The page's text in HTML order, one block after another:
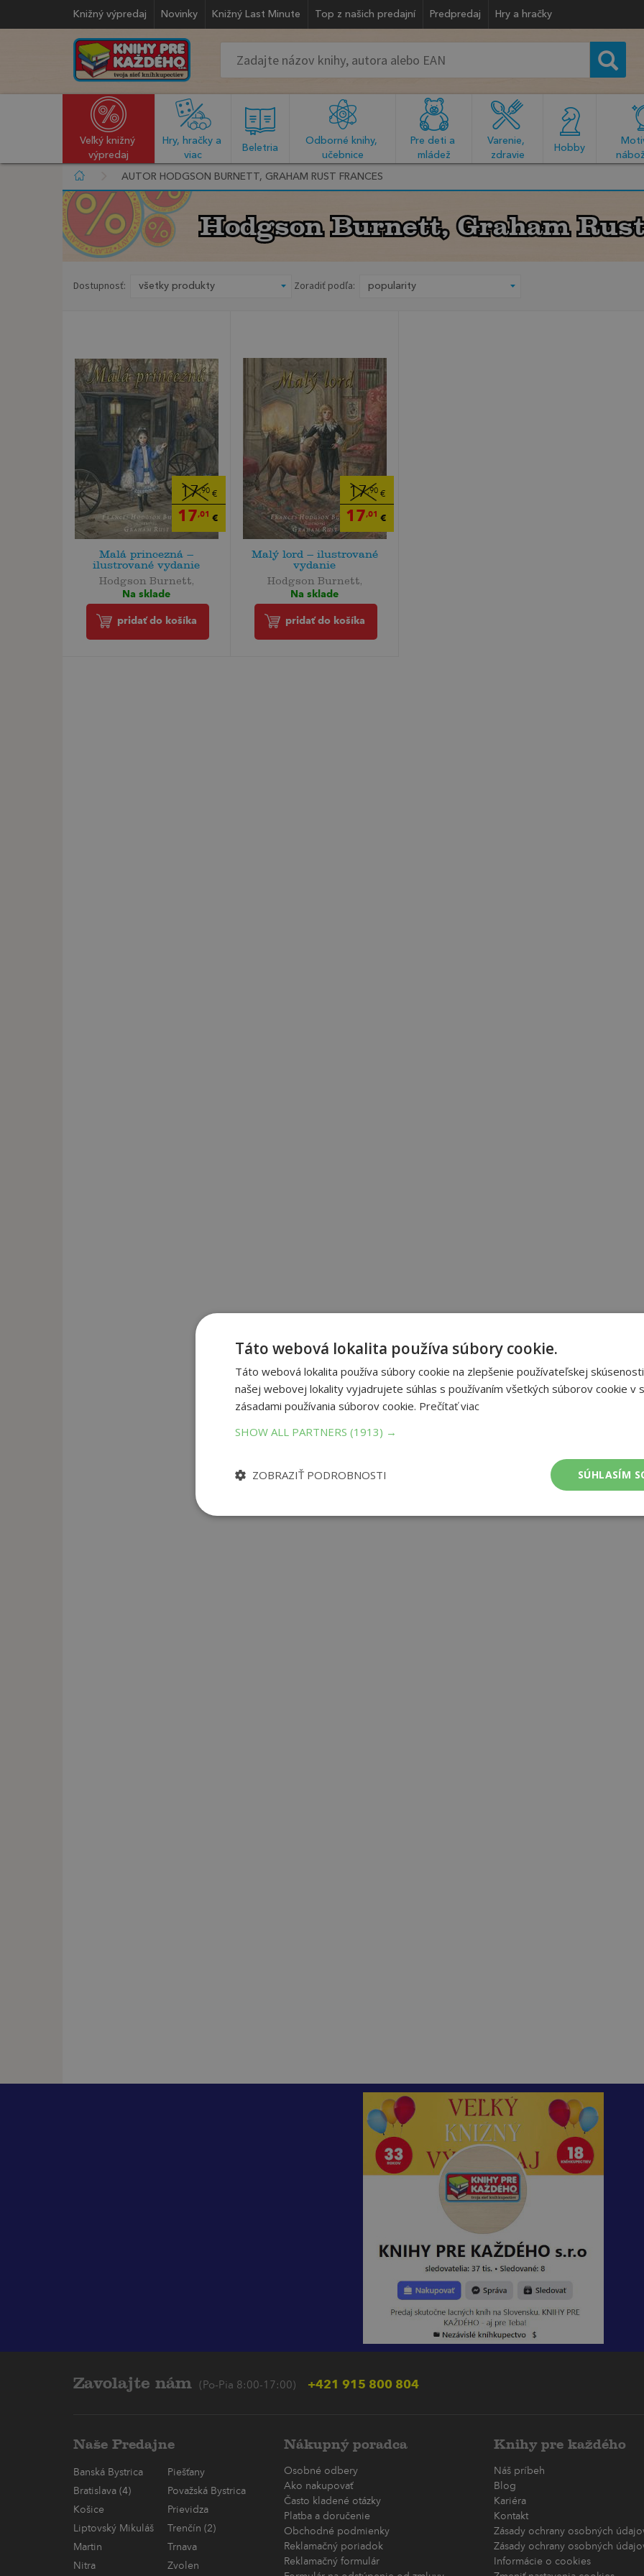
Knižný výpredaj Novinky Knižný Last Minute Top z našich predajní Predpredaj Hry a hračky
Veľký knižný
výpredaj
Hry, hračky a
viac
Beletria
Odborné knihy,
učebnice
Pre deti a
mládež
Varenie,
zdravie
Hobby
AUTOR HODGSON BURNETT, GRAHAM RUST FRANCES
Hodgson Burnett, Graham
Hodgson Burnett, Graham
Dostupnosť: Zoradiť podľa:
17,90 €
17,01 €
Malá princezná –
ilustrované vydanie
Hodgson Burnett,
Na sklade
pridať do košíka
17,90 €
17,01 €
Malý lord – ilustrované
vydanie
Hodgson Burnett,
Na sklade
pridať do košíka
Zavolajte nám (Po-Pia 8:00-17:00) +421 915 800 804
Naše Predajne
Banská Bystrica
Piešťany
Bratislava (4)
Považská Bystrica
Košice
Prievidza
Liptovský Mikuláš
Trenčín (2)
Martin
Trnava
Nitra
Zvolen
Nákupný poradca
Osobné odbery
Ako nakupovať
Často kladené otázky
Platba a doručenie
Obchodné podmienky
Reklamačný poriadok
Reklamačný formulár
Knihy pre každého
Náš príbeh
Blog
Kariéra
Kontakt
Zásady ochrany osobných
Zásady ochrany osobných
Informácie o cookies
Táto webová lokalita používa súbory cookie.
Táto webová lokalita používa súbory cookie na zlepšenie používateľskej
našej webovej lokality vyjadrujete súhlas s používaním všetkých súborov cookie v
zásadami používania súborov cookie. Prečítať viac
SHOW ALL PARTNERS (1913) →
SÚHLASÍM
ZOBRAZIŤ PODROBNOSTI